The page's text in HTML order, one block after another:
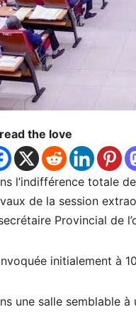
the love
l’indifférence totale
de la session
Provincial de
initialement à
une salle semblable